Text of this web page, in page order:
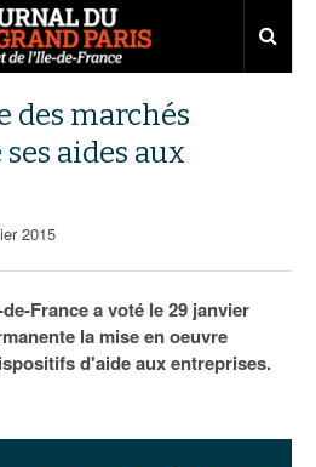
des marchés
aides aux
2015
France a voté le 29 janvier
la mise en oeuvre
d'aide aux entreprises.